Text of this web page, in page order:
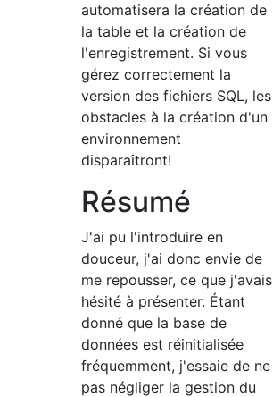
automatisera la création de
la table et la création de
l'enregistrement. Si vous
gérez correctement la
version des fichiers SQL, les
obstacles à la création d'un
environnement
disparaîtront!
Résumé
J'ai pu l'introduire en
douceur, j'ai donc envie de
me repousser, ce que j'avais
hésité à présenter. Étant
donné que la base de
données est réinitialisée
fréquemment, j'essaie de ne
pas négliger la gestion du